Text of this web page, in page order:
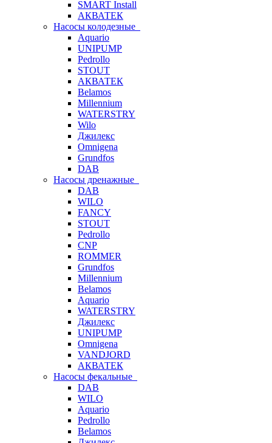
SMART Install
АКВАТЕК
Насосы колодезные
Aquario
UNIPUMP
Pedrollo
STOUT
АКВАТЕК
Belamos
Millennium
WATERSTRY
Wilo
Джилекс
Omnigena
Grundfos
DAB
Насосы дренажные
DAB
WILO
FANCY
STOUT
Pedrollo
CNP
ROMMER
Grundfos
Millennium
Belamos
Aquario
WATERSTRY
Джилекс
UNIPUMP
Omnigena
VANDJORD
АКВАТЕК
Насосы фекальные
DAB
WILO
Aquario
Pedrollo
Belamos